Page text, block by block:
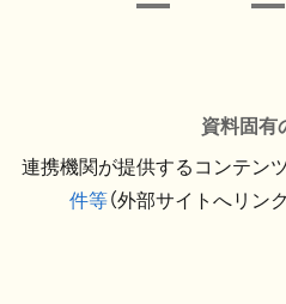
資料固有
連携機関が提供するコンテンツ
件等（外部サイトへリン